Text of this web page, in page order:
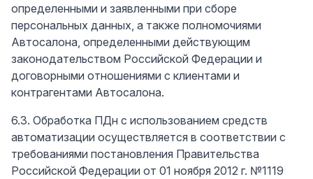
определенными и заявленными при сборе
персональных данных, а также полномочиями
Автосалона, определенными действующим
законодательством Российской Федерации и
договорными отношениями с клиентами и
контрагентами Автосалона.
6.3. Обработка ПДн с использованием средств
автоматизации осуществляется в соответствии с
требованиями постановления Правительства
Российской Федерации от 01 ноября 2012 г. №1119